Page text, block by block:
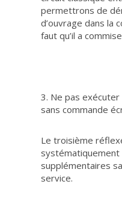
permettrons de
d’ouvrage dans la
faut qu’il a
3. Ne pas
sans commande
Le troisième
supplémentaires
service.